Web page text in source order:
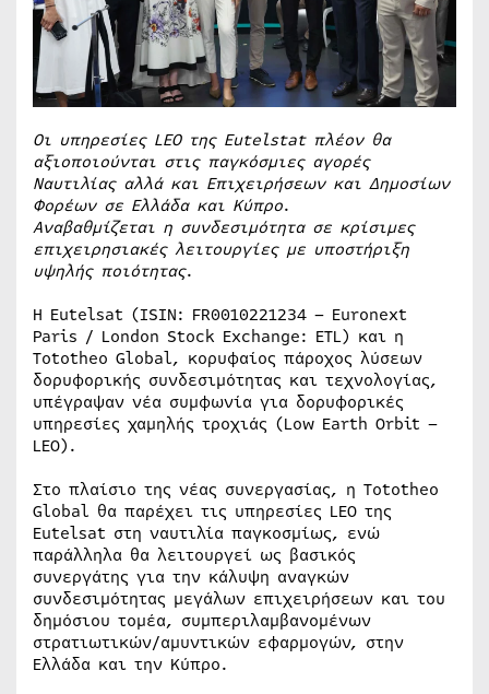
Οι υπηρεσίες LEO της Eutelstat πλέον θα
αξιοποιούνται στις παγκόσμιες αγορές
Ναυτιλίας αλλά και Επιχειρήσεων και Δημοσίων
Φορέων σε Ελλάδα και Κύπρο.
Αναβαθμίζεται η συνδεσιμότητα σε κρίσιμες
επιχειρησιακές λειτουργίες με υποστήριξη
υψηλής ποιότητας.
Η Eutelsat (ISIN: FR0010221234 – Euronext
Paris / London Stock Exchange: ETL) και η
Tototheo Global, κορυφαίος πάροχος λύσεων
δορυφορικής συνδεσιμότητας και τεχνολογίας,
υπέγραψαν νέα συμφωνία για δορυφορικές
υπηρεσίες χαμηλής τροχιάς (Low Earth Orbit –
LEO).
Στο πλαίσιο της νέας συνεργασίας, η Tototheo
Global θα παρέχει τις υπηρεσίες LEO της
Eutelsat στη ναυτιλία παγκοσμίως, ενώ
παράλληλα θα λειτουργεί ως βασικός
συνεργάτης για την κάλυψη αναγκών
συνδεσιμότητας μεγάλων επιχειρήσεων και του
δημόσιου τομέα, συμπεριλαμβανομένων
στρατιωτικών/αμυντικών εφαρμογών, στην
Ελλάδα και την Κύπρο.